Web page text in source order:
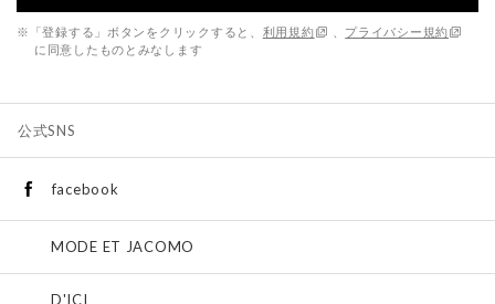
※「登録する」ボタンをクリックすると、 利用規約
プライバシー規約
に同意したものとみなします
公式SNS
facebook
MODE ET JACOMO
D'ICI